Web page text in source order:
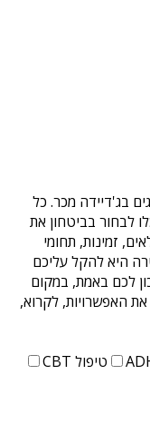
בג'דיידה מכר. כל
לבחור בביטחון את
זמינות, תחומי
היא להקל עליכם
לכם באמת, במקום
האפשרויות, לקרוא,
טיפול CBT